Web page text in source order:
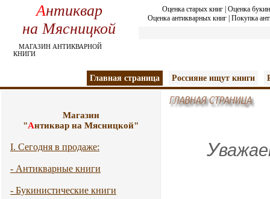
Антиквар
на Мясницкой
МАГАЗИН АНТИКВАРНОЙ
КНИГИ
Оценка старых книг| Оценка
Оценка антикварных книг Покупка
Главная страница Россияне ищут книги
Магазин
"Антиквар на Мясницкой"
I. Сегодня в продаже:
- Антикварные книги
- Букинистические книги
У